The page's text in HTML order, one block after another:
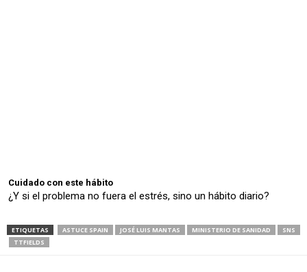
Cuidado con este hábito
¿Y si el problema no fuera el estrés, sino un hábito diario?
ETIQUETAS ASTUCE SPAIN JOSÉ LUIS MANTAS MINISTERIO DE SANIDAD
SNS
TTFIELDS